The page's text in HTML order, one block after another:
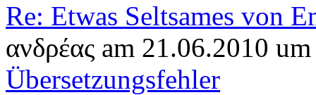
Re: Etwas Seltsames von
ανδρέας am 21.06.2010
Übersetzungsfehler